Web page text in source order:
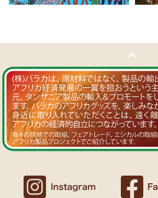
ューナッツ＜素焼き＞ 賞味期限切れ大
11/1：【MOTTAINAI】～もったいない
ューナッツ＜うす塩＞ 賞味期限切れ大特
11/1：アフリカ・ガラスビーズ ジュエリ
グビーズ～現地職人の特別注文による一
コーナー新入荷！～人気作家の作品限定
以前にもカンガを購入したのですが、気
カンガスタイル、アフリカンファッション
Ｍさまより カンガへのご感想
バラカのショップは、カンガも端処理し
タンも、このワンピースも、脇が大きく
でも外でも）にとてもイイと思う。
アフリカンピアス３７ カウボーンマーブル
しっかりした作りでイメージ通りの品でし